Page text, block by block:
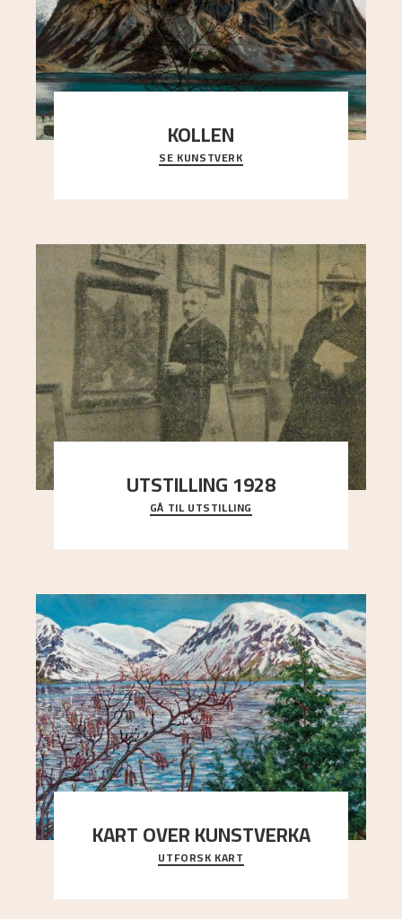
KOLLEN
Et ruvende fjell dominerer bildeflaten, og står i
sterk kontrast til det spinkle rognetreet ute
SE KUNSTVERK
UTSTILLING 1928
Då Astrup døydde i 1928, tok vennene Moritz
Kaland og Simon Thorbjørnsen initiativ til å
GÅ TIL UTSTILLING
KART OVER KUNSTVERKA
Utforsk stedene og utsiktene i Astrups malerier
UTFORSK KART